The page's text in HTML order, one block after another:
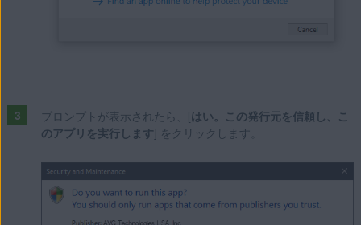
プロンプトが表示されたら、[はい。この発行元を信頼し、こ
のアプリを実行します] をクリックします。